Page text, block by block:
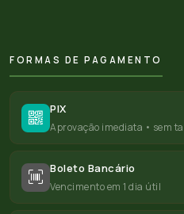
FORMAS DE PAGAMENTO
PIX
Aprovação imediata • sem
Boleto Bancário
Vencimento em 1 dia útil